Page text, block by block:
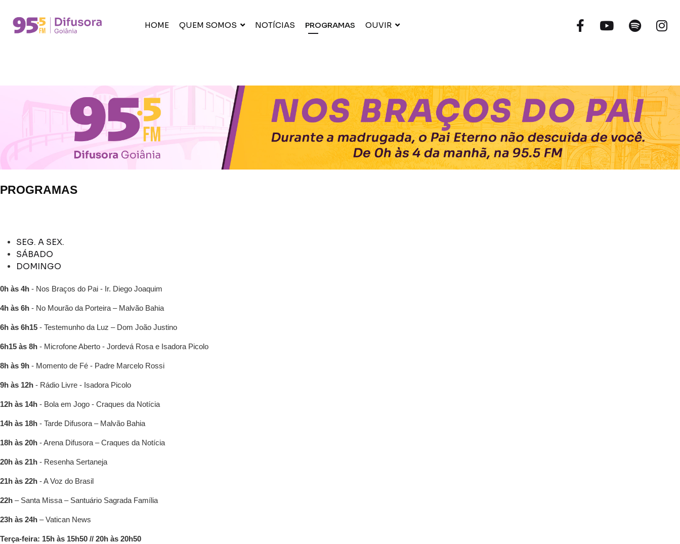
HOME QUEM SOMOS NOTÍCIAS PROGRAMAS OUVIR
PROGRAMAS
SEG. A SEX.
SÁBADO
DOMINGO
0h às 4h - Nos Braços do Pai - Ir. Diego Joaquim
4h às 6h - No Mourão da Porteira – Malvão Bahia
6h às 6h15 - Testemunho da Luz – Dom João Justino
6h15 às 8h - Microfone Aberto - Jordevá Rosa e Isadora Picolo
8h às 9h - Momento de Fé - Padre Marcelo Rossi
9h às 12h - Rádio Livre - Isadora Picolo
12h às 14h - Bola em Jogo - Craques da Notícia
14h às 18h - Tarde Difusora – Malvão Bahia
18h às 20h - Arena Difusora – Craques da Notícia
20h às 21h - Resenha Sertaneja
21h às 22h - A Voz do Brasil
22h – Santa Missa – Santuário Sagrada Família
23h às 24h – Vatican News
Terça-feira: 15h às 15h50 // 20h às 20h50